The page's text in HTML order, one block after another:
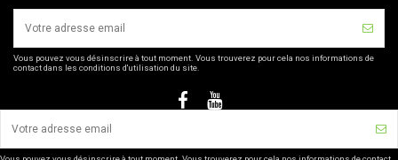
Vous pouvez vous désinscrire à tout moment. Vous trouverez pour cela nos informations de
contact dans les conditions d'utilisation du site.